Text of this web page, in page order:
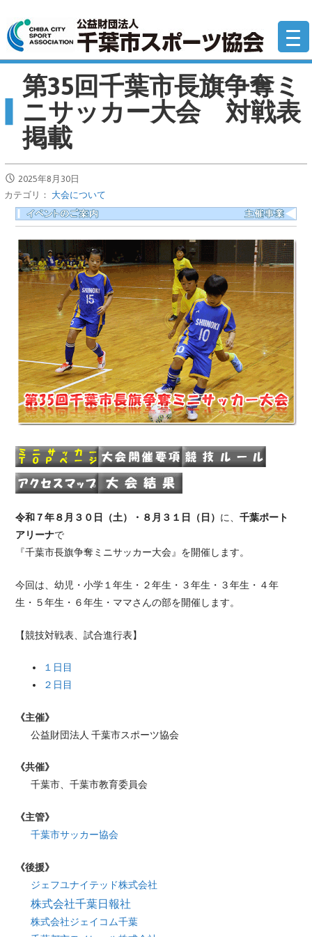
テ
ン
公
第35回千葉市長旗争奪ミ
ニサッカー大会 対戦表
掲載
2025年8月30日
カテゴリ： 大会について
令和７年８月３０日（土）・８月３１日（日） に、千葉ポート
アリーナで
『千葉市長旗争奪ミニサッカー大会』 を開催します。
今回は、幼児・小学１年生・２年生・３年生・３年生・４年
生・５年生・６年生・ママさんの部を開催します。
【競技対戦表、試合進行表】
１日目
２日目
《主催》
公益財団法人 千葉市スポーツ協会
《共催》
千葉市、千葉市教育委員会
《主管》
千葉市サッカー協会
《後援》
ジェフユナイテッド株式会社
株式会社千葉日報社
株式会社ジェイコム千葉